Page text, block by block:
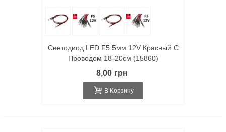
Светодиод LED F5 5мм 12V Красный С
Проводом 18-20см (15860)
8,00 грн
В Корзину